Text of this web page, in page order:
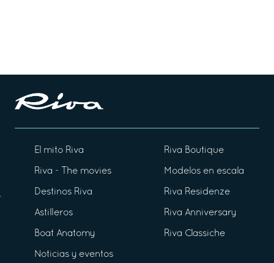
El mito Riva
Riva - The movies
Destinos Riva
Astilleros
Boat Anatomy
Noticias y eventos
Riva Boutique
Modelos en escala
Riva Residenze
Riva Anniversary
Riva Classiche